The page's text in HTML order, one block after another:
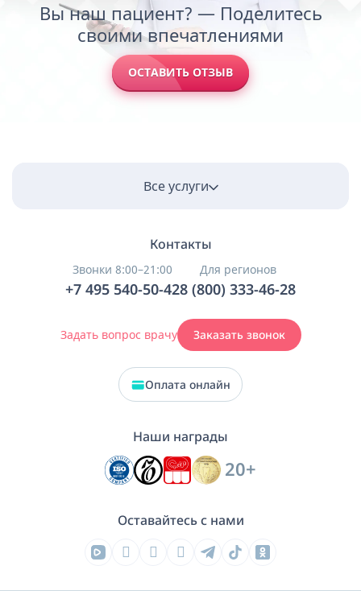
Вы наш пациент? — Поделитесь
своими впечатлениями
ОСТАВИТЬ ОТЗЫВ
Все услуги
Контакты
Звонки 8:00–21:00
+7 495 540-50-42
Для регионов
8 (800) 333-46-28
Задать вопрос врачу Заказать звонок
Оплата онлайн
Наши награды
20+
Оставайтесь с нами